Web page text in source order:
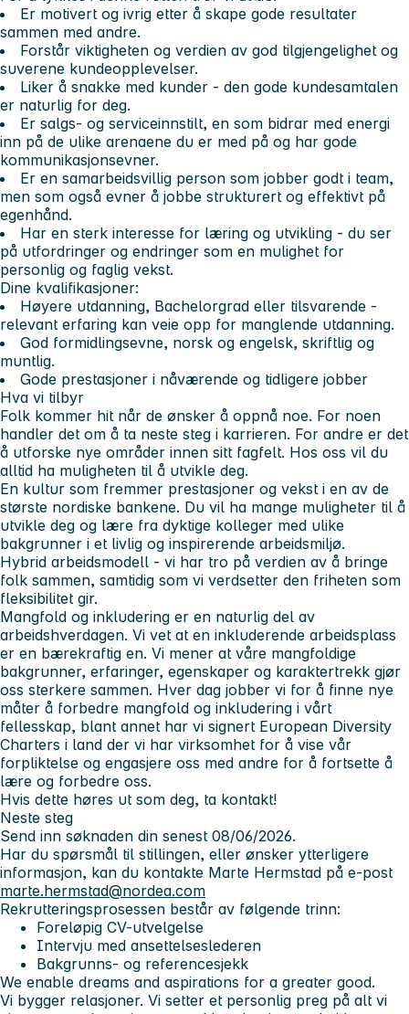
Er motivert og ivrig etter å skape gode resultater
sammen med andre.
Forstår viktigheten og verdien av god tilgjengelighet og
suverene kundeopplevelser.
Liker å snakke med kunder - den gode kundesamtalen
er naturlig for deg.
Er salgs- og serviceinnstilt, en som bidrar med energi
inn på de ulike arenaene du er med på og har gode
kommunikasjonsevner.
Er en samarbeidsvillig person som jobber godt i team,
men som også evner å jobbe strukturert og effektivt på
egenhånd.
Har en sterk interesse for læring og utvikling - du ser
på utfordringer og endringer som en mulighet for
personlig og faglig vekst.
Dine kvalifikasjoner:
Høyere utdanning, Bachelorgrad eller tilsvarende -
relevant erfaring kan veie opp for manglende utdanning.
God formidlingsevne, norsk og engelsk, skriftlig og
muntlig.
Gode prestasjoner i nåværende og tidligere jobber
Hva vi tilbyr
Folk kommer hit når de ønsker å oppnå noe. For noen
handler det om å ta neste steg i karrieren. For andre er det
å utforske nye områder innen sitt fagfelt. Hos oss vil du
alltid ha muligheten til å utvikle deg.
En kultur som fremmer prestasjoner og vekst i en av de
største nordiske bankene. Du vil ha mange muligheter til å
utvikle deg og lære fra dyktige kolleger med ulike
bakgrunner i et livlig og inspirerende arbeidsmiljø.
Hybrid arbeidsmodell - vi har tro på verdien av å bringe
folk sammen, samtidig som vi verdsetter den friheten som
fleksibilitet gir.
Mangfold og inkludering er en naturlig del av
arbeidshverdagen. Vi vet at en inkluderende arbeidsplass
er en bærekraftig en. Vi mener at våre mangfoldige
bakgrunner, erfaringer, egenskaper og karaktertrekk gjør
oss sterkere sammen. Hver dag jobber vi for å finne nye
måter å forbedre mangfold og inkludering i vårt
fellesskap, blant annet har vi signert European Diversity
Charters i land der vi har virksomhet for å vise vår
forpliktelse og engasjere oss med andre for å fortsette å
lære og forbedre oss.
Hvis dette høres ut som deg, ta kontakt!
Neste steg
Send inn søknaden din senest 08/06/2026.
Har du spørsmål til stillingen, eller ønsker ytterligere
informasjon, kan du kontakte Marte Hermstad på e-post
marte.hermstad@nordea.com
Rekrutteringsprosessen består av følgende trinn:
Foreløpig CV-utvelgelse
Intervju med ansettelseslederen
Bakgrunns- og referencesjekk
We enable dreams and aspirations for a greater good.
Vi bygger relasjoner. Vi setter et personlig preg på alt vi